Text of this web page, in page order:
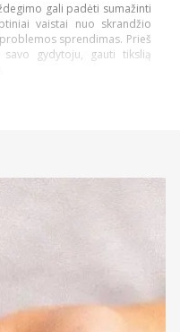
gali padėti sumažinti
vaistai nuo skrandžio
sprendimas. Prieš
gydytoju, gauti tikslią
uždegimo
skrandžio sutrikimams:
produktas turi savo prekės
sudėtis ir vartojimo
NOLPAZA, RENNIE ir
geriausią pristatymo bei
arba kai reikia
problemų geriausiai tiks
vaistininkus. Jie atsakys į
vaistus virškinimo sistemai.